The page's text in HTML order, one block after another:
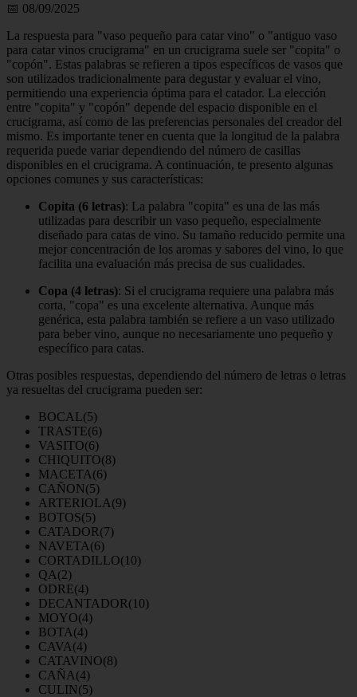
📅 08/09/2025
La respuesta para "vaso pequeño para catar vino" o "antiguo vaso
para catar vinos crucigrama" en un crucigrama suele ser "copita" o
"copón". Estas palabras se refieren a tipos específicos de vasos que
son utilizados tradicionalmente para degustar y evaluar el vino,
permitiendo una experiencia óptima para el catador. La elección
entre "copita" y "copón" depende del espacio disponible en el
crucigrama, así como de las preferencias personales del creador del
mismo. Es importante tener en cuenta que la longitud de la palabra
requerida puede variar dependiendo del número de casillas
disponibles en el crucigrama. A continuación, te presento algunas
opciones comunes y sus características:
Copita (6 letras): La palabra "copita" es una de las más
utilizadas para describir un vaso pequeño, especialmente
diseñado para catas de vino. Su tamaño reducido permite una
mejor concentración de los aromas y sabores del vino, lo que
facilita una evaluación más precisa de sus cualidades.
Copa (4 letras): Si el crucigrama requiere una palabra más
corta, "copa" es una excelente alternativa. Aunque más
genérica, esta palabra también se refiere a un vaso utilizado
para beber vino, aunque no necesariamente uno pequeño y
específico para catas.
Otras posibles respuestas, dependiendo del número de letras o letras
ya resueltas del crucigrama pueden ser:
BOCAL(5)
TRASTE(6)
VASITO(6)
CHIQUITO(8)
MACETA(6)
CAÑON(5)
ARTERIOLA(9)
BOTOS(5)
CATADOR(7)
NAVETA(6)
CORTADILLO(10)
QA(2)
ODRE(4)
DECANTADOR(10)
MOYO(4)
BOTA(4)
CAVA(4)
CATAVINO(8)
CAÑA(4)
CULIN(5)